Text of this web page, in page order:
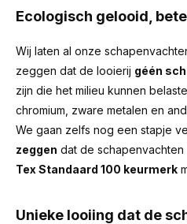
Ecologisch gelooid,
Wij laten al onze
zeggen dat de looierij géén
zijn die het milieu kunnen
chromium, zware metalen en
We gaan zelfs nog een stapje
zeggen dat de
Tex Standaard 100 keurmerk
Unieke looiing dat de